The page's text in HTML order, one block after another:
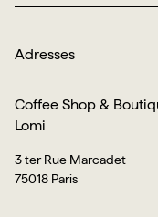
Adresses
Coffee Shop &
Lomi
3 ter Rue Marcadet
75018 Paris